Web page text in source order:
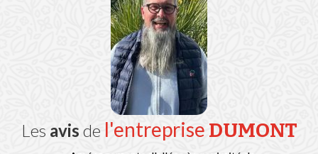
Les avis de l'entreprise DUMONT